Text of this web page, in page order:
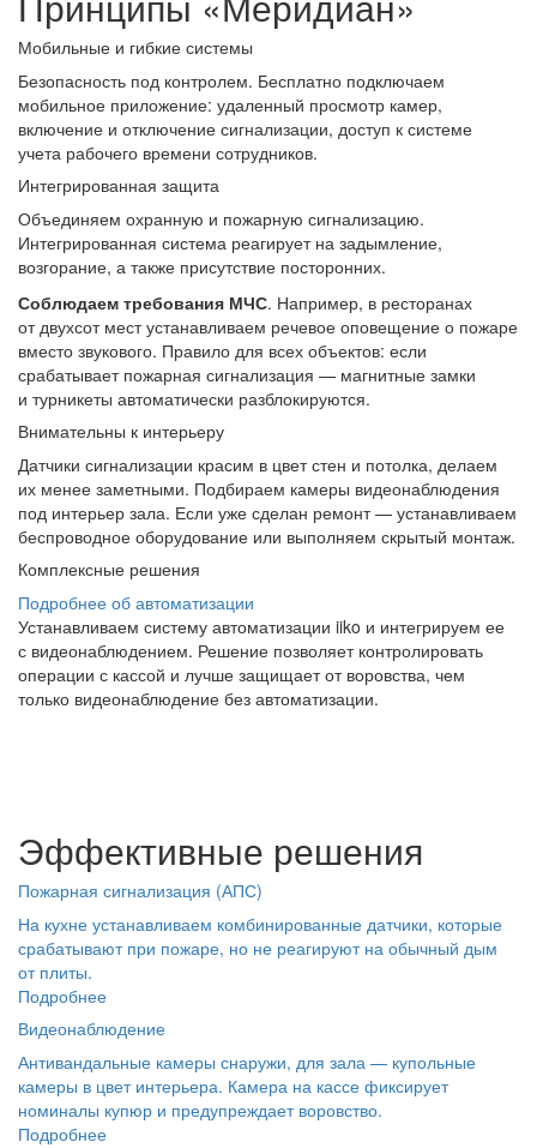
Мобильные и гибкие системы
Безопасность под контролем. Бесплатно подключаем
мобильное приложение: удаленный просмотр камер,
включение и отключение сигнализации, доступ к системе
учета рабочего времени сотрудников.
Интегрированная защита
Объединяем охранную и пожарную сигнализацию.
Интегрированная система реагирует на задымление,
возгорание, а также присутствие посторонних.
Соблюдаем требования МЧС. Например, в ресторанах
от двухсот мест устанавливаем речевое оповещение о пожаре
вместо звукового. Правило для всех объектов: если
срабатывает пожарная сигнализация — магнитные замки
и турникеты автоматически разблокируются.
Внимательны к интерьеру
Датчики сигнализации красим в цвет стен и потолка, делаем
их менее заметными. Подбираем камеры видеонаблюдения
под интерьер зала. Если уже сделан ремонт — устанавливаем
беспроводное оборудование или выполняем скрытый монтаж.
Комплексные решения
Подробнее об автоматизации
Устанавливаем систему автоматизации iiko и интегрируем ее
с видеонаблюдением. Решение позволяет контролировать
операции с кассой и лучше защищает от воровства, чем
только видеонаблюдение без автоматизации.
Эффективные решения
Пожарная сигнализация (АПС)
На кухне устанавливаем комбинированные датчики, которые
срабатывают при пожаре, но не реагируют на обычный дым
от плиты.
Подробнее
Видеонаблюдение
Антивандальные камеры снаружи, для зала — купольные
камеры в цвет интерьера. Камера на кассе фиксирует
номиналы купюр и предупреждает воровство.
Подробнее